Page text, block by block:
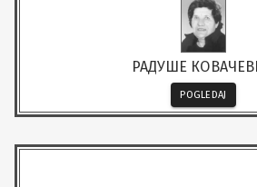
РАДУШЕ
POGLEDAJ